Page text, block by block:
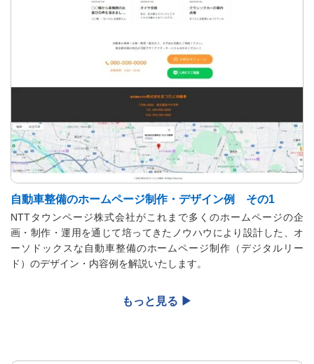
自動車整備のホームページ制作・デザイン例 その1
NTTタウンページ株式会社がこれまで多くのホームページの企
画・制作・運用を通じて培ってきたノウハウにより設計した、オ
ーソドックスな自動車整備のホームページ制作（デジタルリー
ド）のデザイン・内容例を解説いたします。